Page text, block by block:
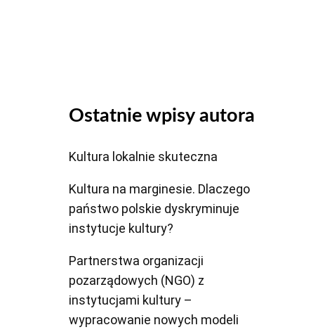
Ostatnie wpisy autora
Kultura lokalnie skuteczna
Kultura na marginesie. Dlaczego
państwo polskie dyskryminuje
instytucje kultury?
Partnerstwa organizacji
pozarządowych (NGO) z
instytucjami kultury –
wypracowanie nowych modeli